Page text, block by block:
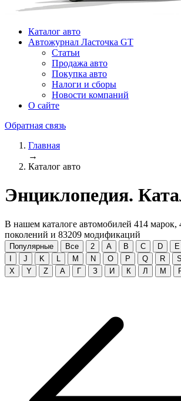
Каталог авто
Автожурнал Ласточка GT
Статьи
Продажа авто
Покупка авто
Налоги и сборы
Новости компаний
О сайте
Обратная связь
Главная
→
Каталог авто
Энциклопедия.
В нашем каталоге автомобилей 414 марок,
поколений и 83209 модификаций
Популярные Все 2 A B C D E
J K M N O P Q R S
X
Y Z А Г З И К Л М